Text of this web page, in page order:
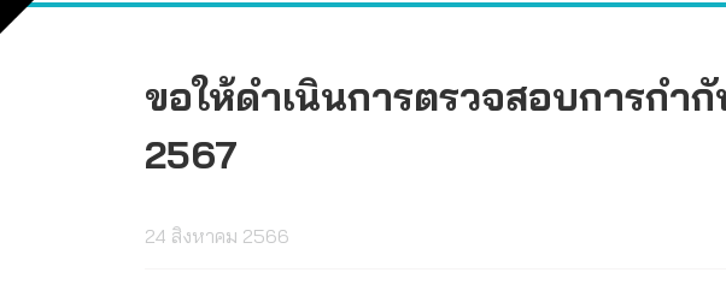
ขอให้ดำเนินการตรวจสอบการก
2567
24 สิงหาคม 2566